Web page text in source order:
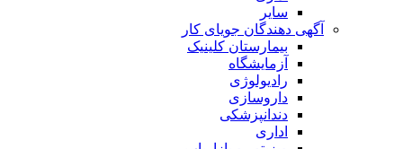
سایر
آگهی دهندگان جویای کار
بیمارستان کلینیک
آزمایشگاه
رادیولوژی
داروسازی
دندانپزشکی
اداری